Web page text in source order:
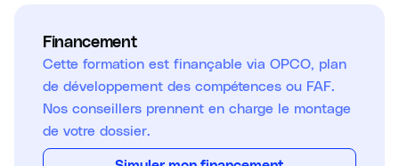
Financement
Cette formation est finançable via OPCO, plan
de développement des compétences ou FAF.
Nos conseillers prennent en charge le montage
de votre dossier.